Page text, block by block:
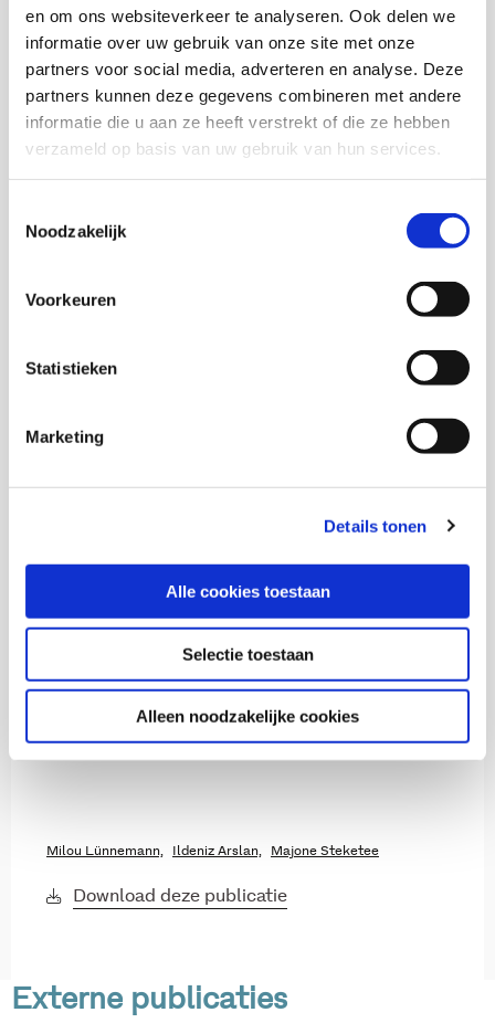
en om ons websiteverkeer te analyseren. Ook delen we
informatie over uw gebruik van onze site met onze
partners voor social media, adverteren en analyse. Deze
partners kunnen deze gegevens combineren met andere
informatie die u aan ze heeft verstrekt of die ze hebben
verzameld op basis van uw gebruik van hun services.
Noodzakelijk
Voorkeuren
Statistieken
Marketing
Details tonen
Alle cookies toestaan
Selectie toestaan
Alleen noodzakelijke cookies
Jeugd en opvoeding
2024
Download deze publicatie
Huiselijk geweld en kindermishandeling
Veerkrachtig functioneren van jongeren
Milou Lünnemann, Ildeniz Arslan, Majone Steketee
Download deze publicatie
Externe publicaties